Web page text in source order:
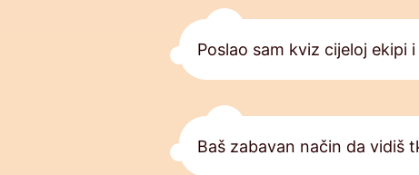
Poslao sam kviz cijeloj ekipi
Baš zabavan način da vidiš